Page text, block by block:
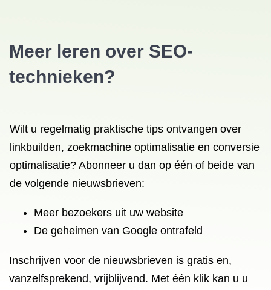
Meer leren over SEO-
technieken?
Wilt u regelmatig praktische tips ontvangen over
linkbuilden, zoekmachine optimalisatie en conversie
optimalisatie? Abonneer u dan op één of beide van
de volgende nieuwsbrieven:
Meer bezoekers uit uw website
De geheimen van Google ontrafeld
Inschrijven voor de nieuwsbrieven is gratis en,
vanzelfsprekend, vrijblijvend. Met één klik kan u u